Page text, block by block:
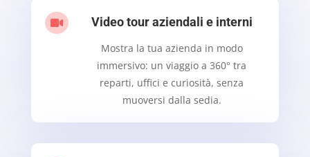
 Video tour aziendali e interni
Mostra la tua azienda in modo
immersivo: un viaggio a 360° tra
reparti, uffici e curiosità, senza
muoversi dalla sedia.